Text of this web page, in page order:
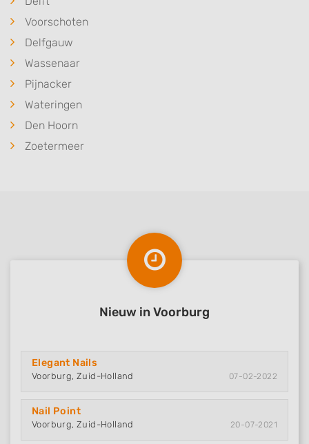
Voorschoten
Delfgauw
Wassenaar
Pijnacker
Wateringen
Den Hoorn
Zoetermeer
Nieuw in Voorburg
Elegant Nails
Voorburg, Zuid-Holland 07-02-2022
Nail Point
Voorburg, Zuid-Holland 20-07-2021